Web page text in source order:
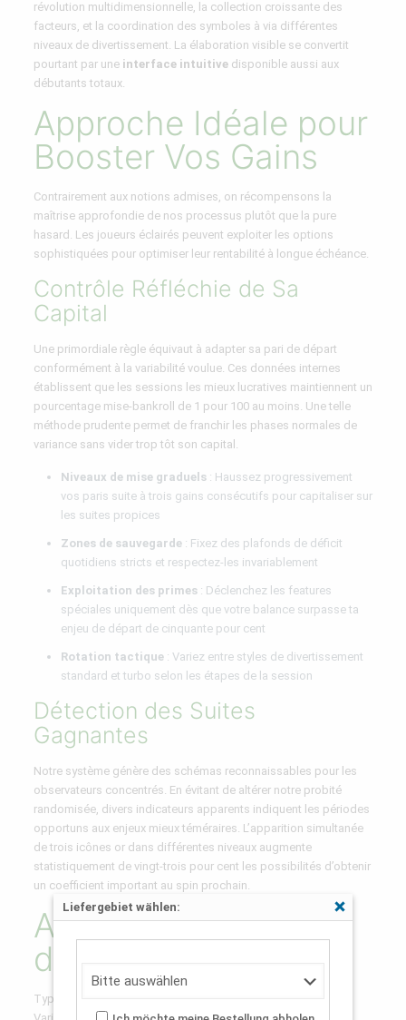
révolution multidimensionnelle, la collection croissante des
facteurs, et la coordination des symboles à via différentes
niveaux de divertissement. La élaboration visible se convertit
pourtant par une interface intuitivedisponible aussi aux
débutants totaux.
Approche Idéale pour
Booster Vos Gains
Contrairement aux notions admises, on récompensons la
maîtrise approfondie de nos processus plutôt que la pure
hasard. Les joueurs éclairés peuvent exploiter les options
sophistiquées pour optimiser leur rentabilité à longue échéance.
Contrôle Réfléchie de Sa
Capital
Une primordiale règle équivaut à adapter sa pari de départ
conformément à la variabilité voulue. Ces données internes
établissent que les sessions les mieux lucratives maintiennent un
pourcentage mise-bankroll de 1 pour 100 au moins. Une telle
méthode prudente permet de franchir les phases normales de
variance sans vider trop tôt son capital.
Niveaux de mise graduels: Haussez progressivement
vos paris suite à trois gains consécutifs pour capitaliser sur
les suites propices
Zones de sauvegarde: Fixez des plafonds de déficit
quotidiens stricts et respectez-les invariablement
Exploitation des primes: Déclenchez les features
spéciales uniquement dès que votre balance surpasse ta
enjeu de départ de cinquante pour cent
Rotation tactique: Variez entre styles de divertissement
standard et turbo selon les étapes de la session
Détection des Suites
Gagnantes
Notre système génère des schémas reconnaissables pour les
observateurs concentrés. En évitant de altérer notre probité
randomisée, divers indicateurs apparents indiquent les périodes
opportuns aux enjeux mieux téméraires. L’apparition simultanée
de trois icônes or dans différentes niveaux augmente
statistiquement de vingt-trois pour cent les possibilités d’obtenir
un coefficient important au spin prochain.
Analyse Complète
des Modes
Type de Divertissement
Liefergebiet wählen: Schließen